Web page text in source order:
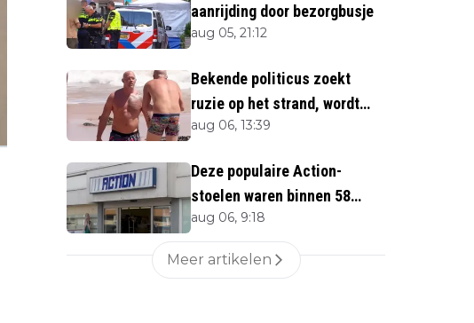
aanrijding door bezorgbusje
aug 05, 21:12
Bekende politicus zoekt
ruzie op het strand, wordt
neergemaaid
aug 06, 13:39
Deze populaire Action-
stoelen waren binnen 58
minuten uitverkocht zijn
vandaag weer te verkrijgen
aug 06, 9:18
Meer artikelen